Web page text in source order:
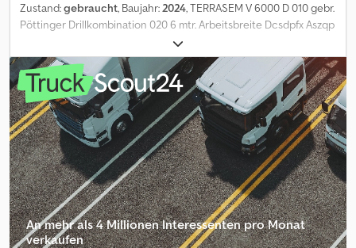
Zustand:gebraucht, Baujahr:2024, TERRASEM V 6000 D 010 gebr.
Pöttinger Drillkombination 020 6 mtr. Arbeitsbreite Dcsdpfx Aszqp
Ezepbek 030 ISOBUS ohne Terminal 040 40 km/h
An mehr als 4 Millionen Inte­ressenten pro Monat
verkaufen